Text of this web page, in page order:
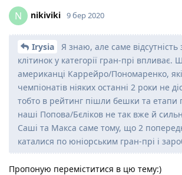
N nikiviki 9 бер 2020
Irysia
Я знаю, але саме
клітинок у категорії гран-прі
американці Каррейро/Пономаренко, які
чемпіонатів ніяких останні 2 роки не
тобто в рейтинг пішли бешки та етапи
наші Попова/Бєліков не так вже й
Саші та Макса саме тому, що 2
каталися по юніорським гран-прі і
Пропоную переміститися в цю тему:)